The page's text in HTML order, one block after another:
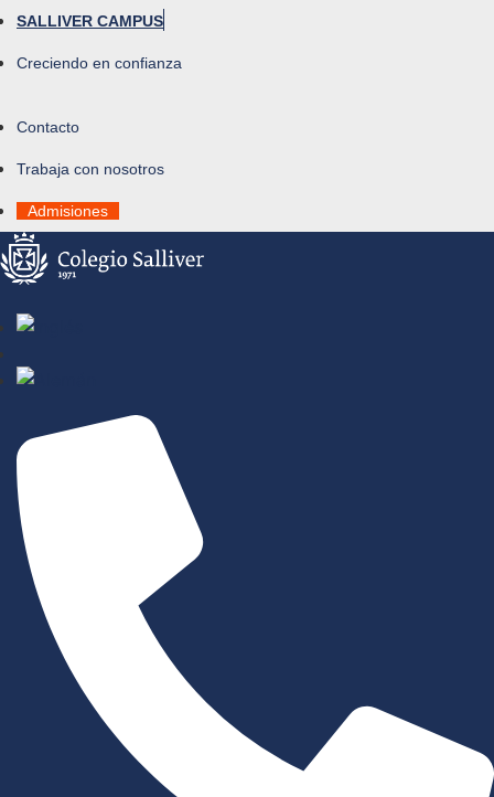
SALLIVER CAMPUS
Creciendo en confianza
Contacto
Trabaja con nosotros
Admisiones